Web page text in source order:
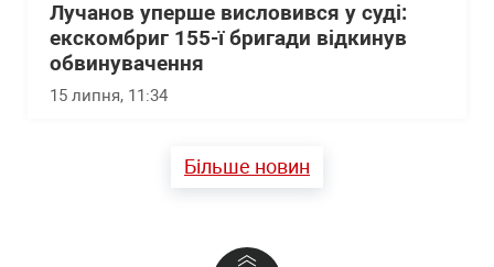
Лучанов уперше висловився у суді:
екскомбриг 155-ї бригади відкинув
обвинувачення
15 липня, 11:34
Більше новин